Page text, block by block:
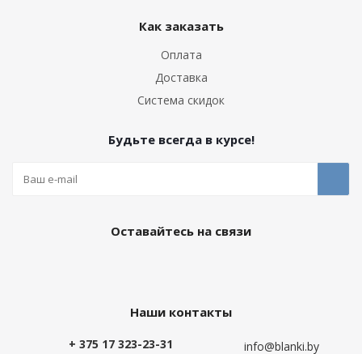
Как заказать
Оплата
Доставка
Система скидок
Будьте всегда в курсе!
Оставайтесь на связи
Наши контакты
+ 375 17 323-23-31 info@blanki.by